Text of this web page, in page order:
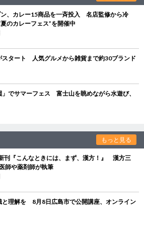
ン、カレー15商品を一斉投入 名店監修から冷
のカレーフェス”を開催中
スタート 人気グルメから雑貨まで約30ブランド
」でサマーフェス 富士山を眺めながら水遊び、
もっと見る
刊『こんなときには、まず、漢方！』 漢方三
師や薬剤師が執筆
と理解を 8月8日広島市で公開講座、オンライン